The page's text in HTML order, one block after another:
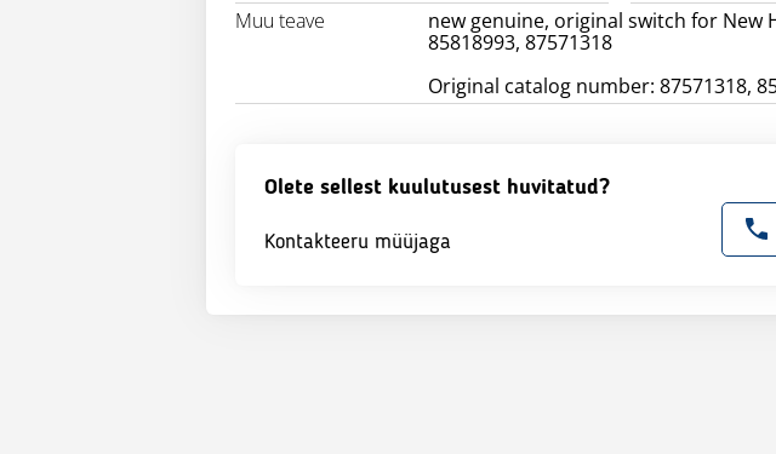
Muu teave
new genuine, original switch for New
85818993, 87571318
Original catalog number: 87571318,
Olete sellest kuulutusest huvitatud?
Kontakteeru müüjaga